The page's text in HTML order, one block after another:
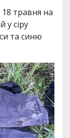
травня на
у сіру
та синю